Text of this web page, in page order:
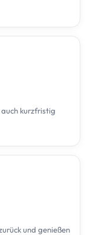
kurzfristig
und genießen